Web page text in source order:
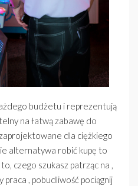
budżetu i reprezentują
na łatwą zabawę do
dla ciężkiego
alternatywa robić kupę to
czego szukasz patrząc na ,
, pobudliwość pociągnij